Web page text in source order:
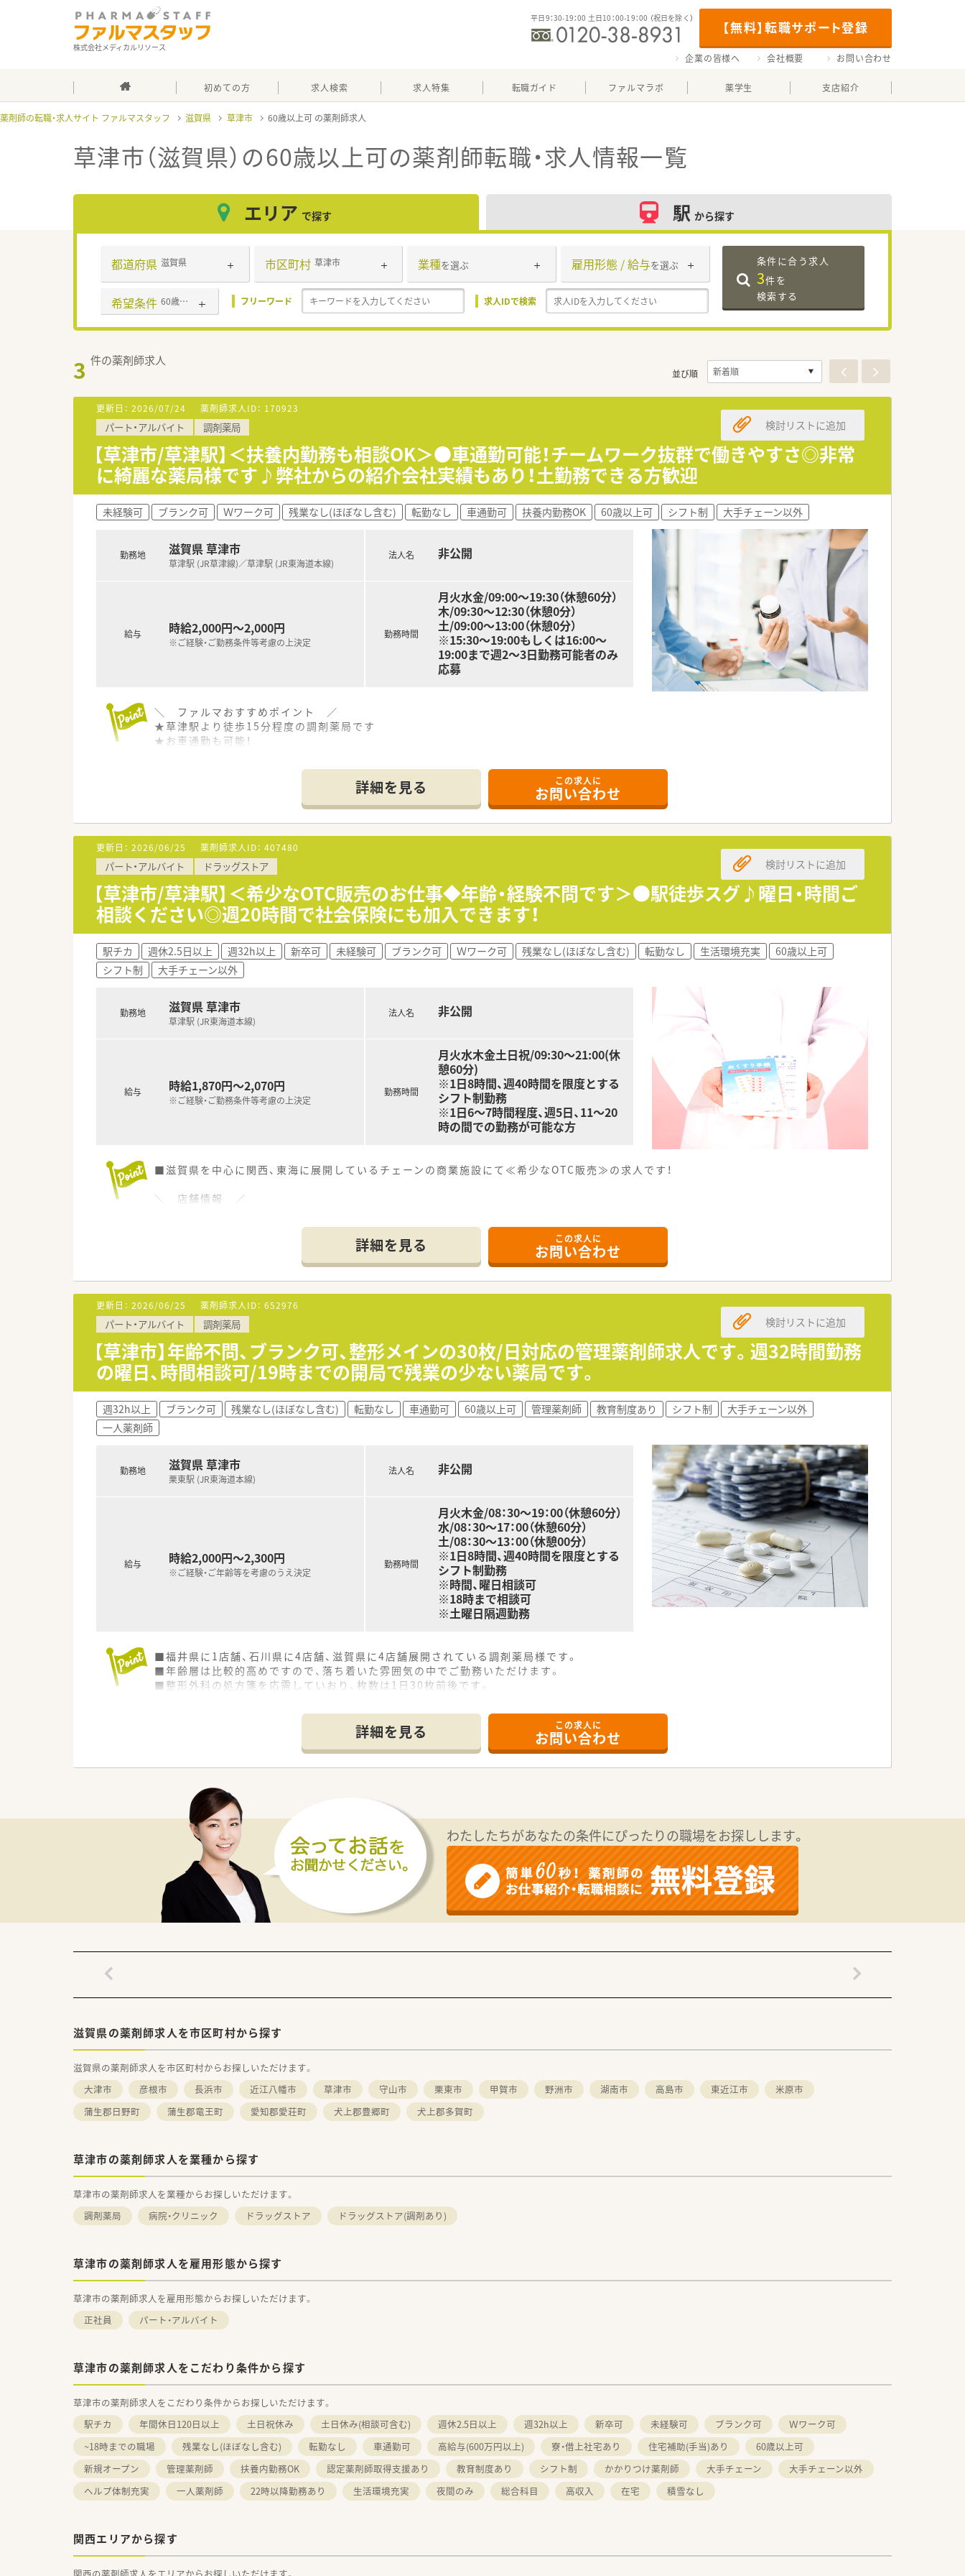
株式会社メディカルリソース
【無料】転職サポート登録
平日9：30-19：00 土日10：00-19：00 （祝日を除く）
企業の皆様へ 会社概要 お問い合わせ
初めての方 求人検索 求人特集 転職ガイド ファルマラボ 薬学生 支店紹介
薬剤師の転職・求人サイト ファルマスタッフ 滋賀県 草津市 60歳以上可
草津市（滋賀県）の60歳以上可の薬剤師転職・求人情報一覧
エリア で探す 駅 から探す
都道府県 滋賀県 市区町村 草津市 業種を選ぶ 雇用形態 / 給与を選ぶ
希望条件 60歳以上可 フリーワード 求人IDで検索
条件に合う求人
3件を
検索する
3 件の薬剤師求人
並び順
更新日： 2026/07/24 薬剤師求人ID： 170923
パート・アルバイト 調剤薬局
【草津市/草津駅】＜扶養内勤務も相談OK＞●車通勤可能！チームワーク抜群で働きやすさ◎非常
に綺麗な薬局様です♪弊社からの紹介会社実績もあり！土勤務できる方歓迎
検討リストに追加
未経験可 ブランク可 Ｗワーク可 残業なし(ほぼなし含む) 転勤なし 車通勤可 扶養内勤務OK 60歳以上可 シフト制 大手チェーン以外
勤務地 滋賀県 草津市
草津駅 (JR草津線)／草津駅 (JR東海道本線)
給与 時給2,000円～2,000円
※ご経験・ご勤務条件等考慮の上決定
法人名 非公開
勤務時間
月火水金/09:00～19:30（休憩60分）
木/09:30～12:30（休憩0分）
土/09:00～13:00（休憩0分）
※15:30～19:00もしくは16:00～
19:00まで週2～3日勤務可能者のみ
応募
＼ ファルマおすすめポイント ／
★草津駅より徒歩15分程度の調剤薬局です
★お車通勤も可能！
★週2回以上、19：30までの勤務もしくは土曜毎週勤務可能な方歓迎します
★個人薬局のため異動や転勤はございません詳細を見る この求人に
お問い合わせ
更新日： 2026/06/25 薬剤師求人ID： 407480
パート・アルバイト ドラッグストア
【草津市/草津駅】＜希少なOTC販売のお仕事◆年齢・経験不問です＞●駅徒歩スグ♪曜日・時間ご
相談ください◎週20時間で社会保険にも加入できます！
検討リストに追加
駅チカ 週休2.5日以上 週32h以上 新卒可 未経験可 ブランク可 Ｗワーク可 残業なし(ほぼなし含む) 転勤なし 生活環境充実
60歳以上可
シフト制
大手チェーン以外
勤務地 滋賀県 草津市
草津駅 (JR東海道本線)
給与 時給1,870円～2,070円
※ご経験・ご勤務条件等考慮の上決定
法人名 非公開
勤務時間
月火水木金土日祝/09:30～21:00(休
憩60分)
※1日8時間、週40時間を限度とする
シフト制勤務
※1日6～7時間程度、週5日、11～20
時の間での勤務が可能な方
■滋賀県を中心に関西、東海に展開しているチェーンの商業施設にて≪希少なOTC販売≫の求人です！
＼ 店舗情報 ／
■週20時間勤務で社会保険にもご加入頂けます♪
■ショッピングセンター内が就業先となりますので、お仕事前後のお買い物にも便利です♪
■主にOTC販売をご担当いただきます。その他、レジや品出し、発注業務も発生致しますが、店舗内研修も行っておりますので、未経験の
方も安心してご就業いただけます！
＼ オススメポイント ／
■ご経験・ご年齢不問です！60歳以上でもご応募が可能◎接客が好きな方大歓迎！
弊社からご紹介実績もあり安心してお勤めできる会社様です。
■福利厚生も充実◎買い物補助制度（食品5％、衣類・住居関連9％）がご利用頂けます！
■1日6～7時間程度の勤務、週5日、11時～20時までの間でご勤務可能な方歓迎いたします！
詳細を見る この求人に
お問い合わせ
更新日： 2026/06/25 薬剤師求人ID： 652976
パート・アルバイト 調剤薬局
【草津市】年齢不問、ブランク可、整形メインの30枚/日対応の管理薬剤師求人です。週32時間勤務
の曜日、時間相談可/19時までの開局で残業の少ない薬局です。
検討リストに追加
週32h以上 ブランク可 残業なし(ほぼなし含む) 転勤なし 車通勤可 60歳以上可 管理薬剤師 教育制度あり シフト制
大手チェーン以外
一人薬剤師
勤務地 滋賀県 草津市
栗東駅 (JR東海道本線)
給与 時給2,000円～2,300円
※ご経験・ご年齢等を考慮のうえ決定
法人名 非公開
勤務時間
月火木金/08：30～19：00（休憩60分）
水/08：30～17：00（休憩60分）
土/08：30～13：00（休憩00分）
※1日8時間、週40時間を限度とする
シフト制勤務
※時間、曜日相談可
※18時まで相談可
※土曜日隔週勤務
■福井県に1店舗、石川県に4店舗、滋賀県に4店舗展開されている調剤薬局様です。
■年齢層は比較的高めですので、落ち着いた雰囲気の中でご勤務いただけます。
■整形外科の処方箋を応需していおり、枚数は1日30枚前後です。
■昇格の制度がしっかりとられております。
■ブランクのある方や未経験の方もご活躍されています。
詳細を見る この求人に
お問い合わせ
わたしたちがあなたの条件にぴったりの職場をお探しします。
滋賀県の薬剤師求人を市区町村から探す
滋賀県の薬剤師求人を市区町村からお探しいただけます。
大津市
彦根市 長浜市 近江八幡市 草津市 守山市 栗東市 甲賀市 野洲市 湖南市 高島市 東近江市
米原市
蒲生郡日野町
蒲生郡竜王町 愛知郡愛荘町 犬上郡豊郷町 犬上郡多賀町
草津市の薬剤師求人を業種から探す
草津市の薬剤師求人を業種からお探しいただけます。
調剤薬局
病院・クリニック ドラッグストア ドラッグストア(調剤あり)
草津市の薬剤師求人を雇用形態から探す
草津市の薬剤師求人を雇用形態からお探しいただけます。
正社員
パート・アルバイト
草津市の薬剤師求人をこだわり条件から探す
草津市の薬剤師求人をこだわり条件からお探しいただけます。
駅チカ
年間休日120日以上 土日祝休み 土日休み(相談可含む) 週休2.5日以上 週32h以上 新卒可 未経験可 ブランク可
Ｗワーク可
~18時までの職場
残業なし(ほぼなし含む) 転勤なし 車通勤可 高給与(600万円以上) 寮・借上社宅あり 住宅補助(手当)あり
60歳以上可
新規オープン
管理薬剤師 扶養内勤務OK 認定薬剤師取得支援あり 教育制度あり シフト制 かかりつけ薬剤師 大手チェーン
大手チェーン以外
ヘルプ体制充実
一人薬剤師 22時以降勤務あり 生活環境充実 夜間のみ 総合科目 高収入 在宅 積雪なし
関西エリアから探す